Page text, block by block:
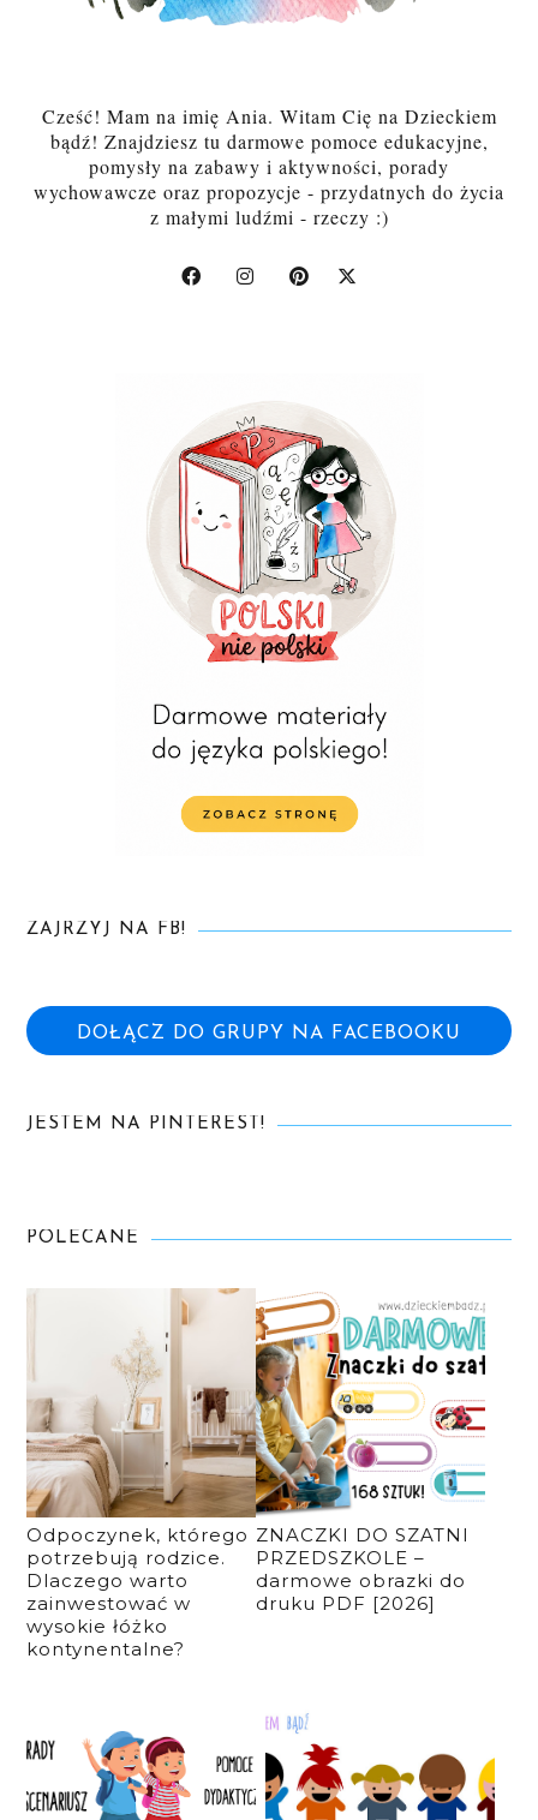
Cześć! Mam na imię Ania. Witam Cię na Dzieckiem
bądź! Znajdziesz tu darmowe pomoce edukacyjne,
pomysły na zabawy i aktywności, porady
wychowawcze oraz propozycje - przydatnych do życia
z małymi ludźmi - rzeczy :)
ZAJRZYJ NA FB!
DOŁĄCZ DO GRUPY NA FACEBOOKU
JESTEM NA PINTEREST!
POLECANE
Odpoczynek, którego
potrzebują rodzice.
Dlaczego warto
zainwestować w
wysokie łóżko
kontynentalne?
ZNACZKI DO SZATNI
PRZEDSZKOLE –
darmowe obrazki do
druku PDF [2026]